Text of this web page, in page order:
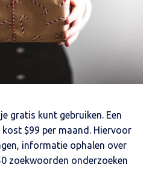
gratis kunt gebruiken. Een
$99 per maand. Hiervoor
informatie ophalen over
zoekwoorden onderzoeken